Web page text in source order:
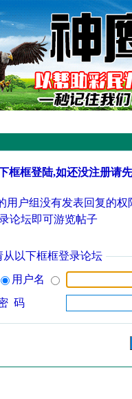
框框登陆,如还没注册请
用户组没有发表回复的权
论坛即可游览帖子
从以下框框登录论坛
用户名
码